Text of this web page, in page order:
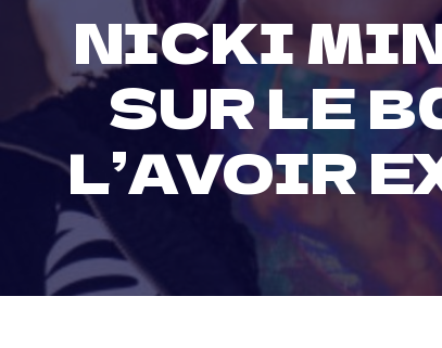
NICKI
SUR LE
L’AVOIR